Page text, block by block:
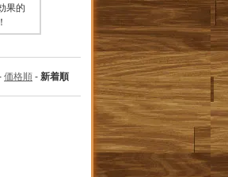
果的
価格順 - 新着順